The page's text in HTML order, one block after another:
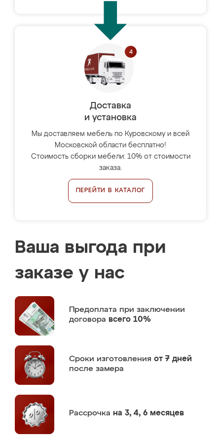
Доставка
и установка
Мы доставляем мебель по Куровскому и всей
Московской области бесплатно!
Стоимость сборки мебели: 10% от стоимости
заказа.
ПЕРЕЙТИ В КАТАЛОГ
Ваша выгода при
заказе у нас
Предоплата при заключении
договора всего 10%
Сроки изготовления от 7 дней
после замера
Рассрочка на 3, 4, 6 месяцев